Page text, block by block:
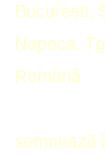
București,
Napoca,
Română
semnează